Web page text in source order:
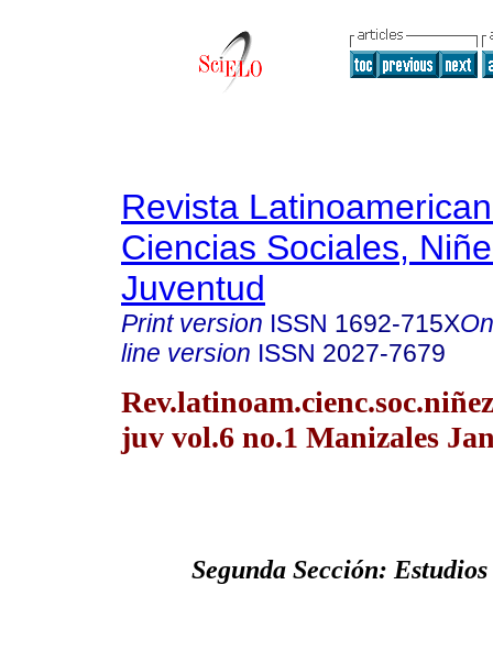
Revista
Ciencias Sociales,
Juventud
Print version ISSN 1692-715X
line version ISSN 2027-7679
Rev.latinoam.cienc.soc.niñez
juv vol.6 no.1 Manizales
Segunda Sección: